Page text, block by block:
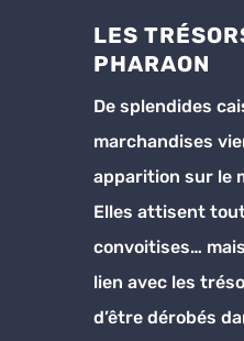
LES
PHARAON
De splendides
marchandises
apparition sur le
Elles attisent
convoitises…
lien avec les
d’être dérobés